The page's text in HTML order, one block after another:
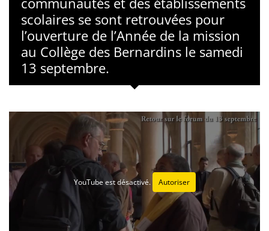
scolaires se sont retrouvées pour
l’ouverture de l’Année de la mission
au Collège des Bernardins le samedi
13 septembre.
YouTube est désactivé. Autoriser